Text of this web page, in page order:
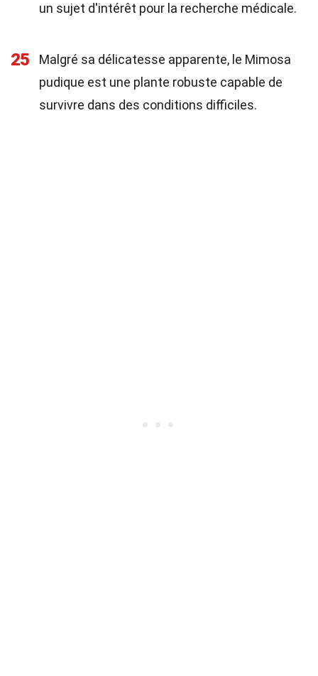
un sujet d'intérêt pour la recherche médicale.
25
Malgré sa délicatesse apparente, le Mimosa
pudique est une plante robuste capable de
survivre dans des conditions difficiles.